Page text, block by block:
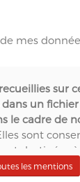
mes
sur
un
le cadre de
sont
destinées à :
les mentions